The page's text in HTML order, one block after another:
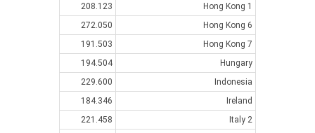
Hong Kong 1
208.123
Hong Kong 6
272.050
Hong Kong 7
191.503
Hungary
194.504
Indonesia
229.600
Ireland
184.346
Italy 2
221.458